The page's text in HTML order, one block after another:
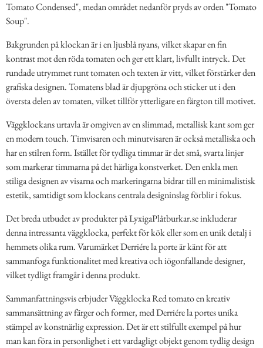
Tomato Condensed", medan området nedanför pryds av orden "Tomato
Soup".
Bakgrunden på klockan är i en ljusblå nyans, vilket skapar en fin
kontrast mot den röda tomaten och ger ett klart, livfullt intryck. Det
rundade utrymmet runt tomaten och texten är vitt, vilket förstärker den
grafiska designen. Tomatens blad är djupgröna och sticker ut i den
översta delen av tomaten, vilket tillför ytterligare en färgton till motivet.
Väggklockans urtavla är omgiven av en slimmad, metallisk kant som ger
en modern touch. Timvisaren och minutvisaren är också metalliska och
har en stilren form. Istället för tydliga timmar är det små, svarta linjer
som markerar timmarna på det härliga konstverket. Den enkla men
stiliga designen av visarna och markeringarna bidrar till en minimalistisk
estetik, samtidigt som klockans centrala designinslag förblir i fokus.
Det breda utbudet av produkter på LyxigaPlåtburkar.se inkluderar
denna intressanta väggklocka, perfekt för kök eller som en unik detalj i
hemmets olika rum. Varumärket Derriére la porte är känt för att
sammanfoga funktionalitet med kreativa och iögonfallande designer,
vilket tydligt framgår i denna produkt.
Sammanfattningsvis erbjuder Väggklocka Red tomato en kreativ
sammansättning av färger och former, med Derriére la portes unika
stämpel av konstnärlig expression. Det är ett stilfullt exempel på hur
man kan föra in personlighet i ett vardagligt objekt genom tydlig design